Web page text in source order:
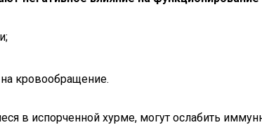
кровообращение.
в испорченной хурме, могут ослабить